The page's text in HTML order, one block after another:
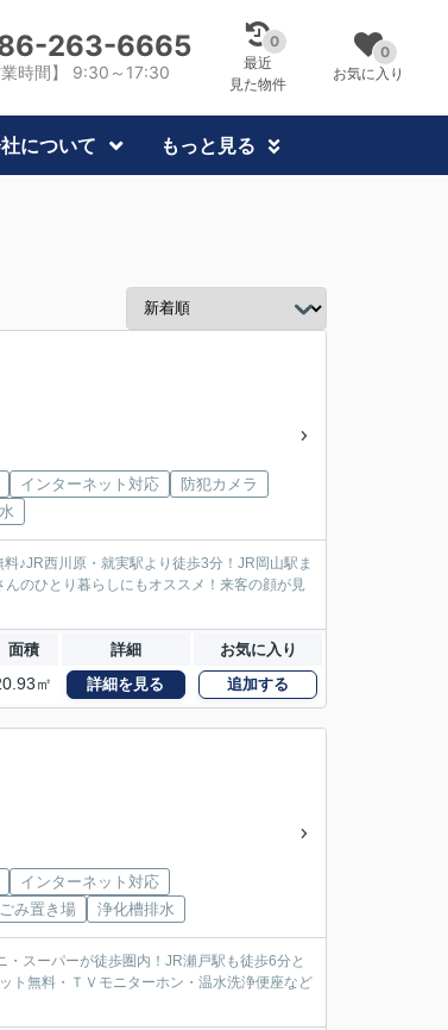
263-6665
業時間】 9:30～17:30
0
最近
見た物件
0
お気に入り
について もっと見る
インターネット対応
防犯カメラ
♪JR西川原・就実駅より徒歩3分！JR岡山駅ま
のひとり暮らしにもオススメ！来客の顔が見
面積 詳細 お気に入り
㎡ 詳細を見る 追加する
インターネット対応
み置き場
浄化槽排水
スーパーが徒歩圏内！JR瀬戸駅も徒歩6分と
ト無料・ＴＶモニターホン・温水洗浄便座など